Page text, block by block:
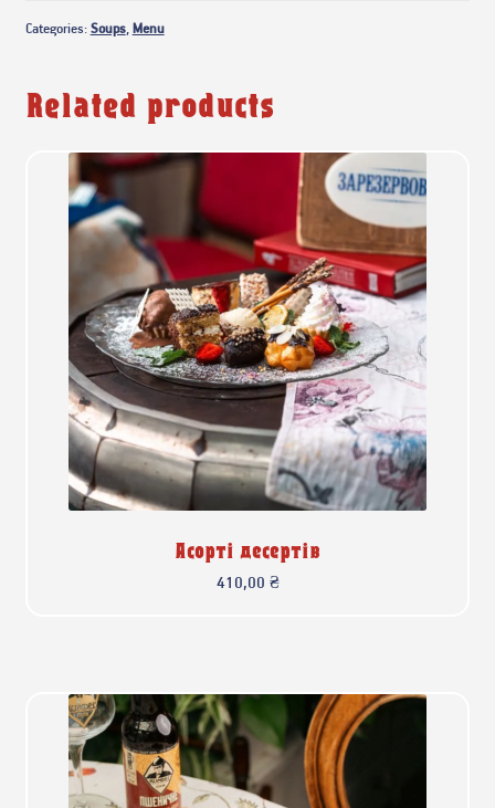
Categories: Soups, Menu
Related products
Асорті десертів
410,00 ₴